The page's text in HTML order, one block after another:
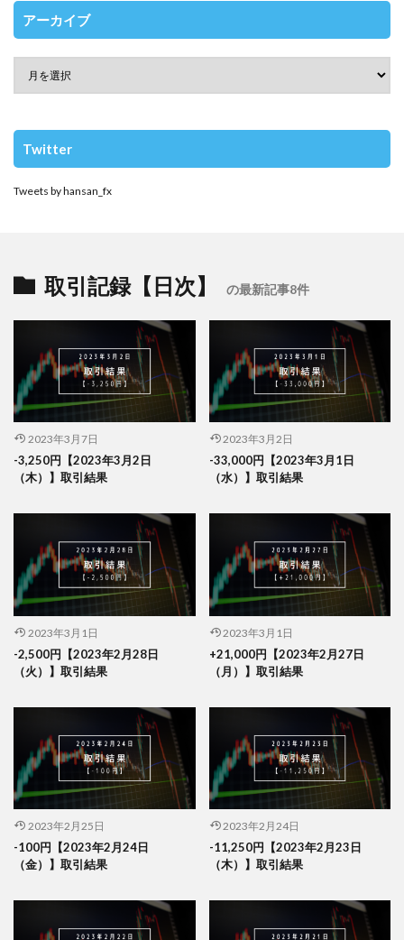
アーカイブ
Twitter
Tweets by hansan_fx
取引記録【日次】 の最新記事8件
2023年3月7日
-3,250円【2023年3月2日
（木）】取引結果
2023年3月2日
-33,000円【2023年3月1日
（水）】取引結果
2023年3月1日
-2,500円【2023年2月28日
（火）】取引結果
2023年3月1日
+21,000円【2023年2月27日
（月）】取引結果
2023年2月25日
-100円【2023年2月24日
（金）】取引結果
2023年2月24日
-11,250円【2023年2月23日
（木）】取引結果